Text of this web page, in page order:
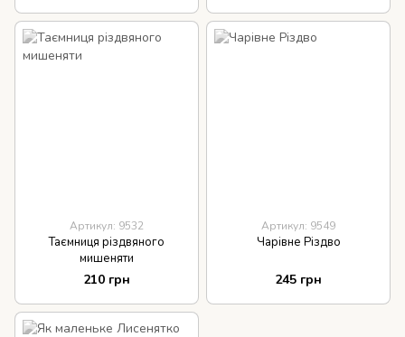
Артикул: 9532
Таємниця різдвяного
мишеняти
210 грн
Артикул: 9549
Чарівне Різдво
245 грн